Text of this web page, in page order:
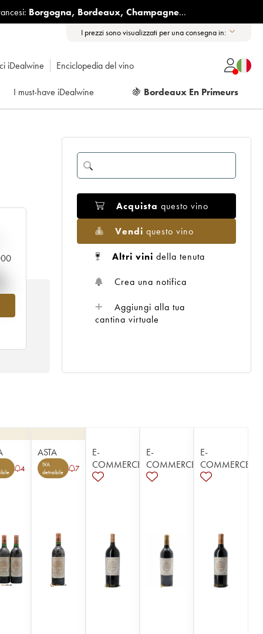
Borgogna, Bordeaux, Champagne...
I prezzi sono visualizzati per una consegna in:
iDealwine Enciclopedia del vino
I must-have iDealwine 🍇 Bordeaux En Primeurs
Acquista questo vino
Vendi questo vino
Altri vini della tenuta
Crea una notifica
Aggiungi alla tua
cantina virtuale
4
ASTA
IVA
detraibile
7
E-
COMMERCE
E-
COMMERCE
E-
COMMERCE